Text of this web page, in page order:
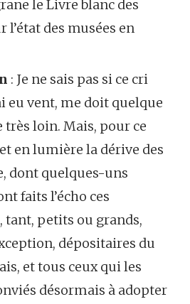
le Livre blanc des
l’état des musées en
: Je ne sais pas si ce cri
eu vent, me doit quelque
très loin. Mais, pour ce
en lumière la dérive des
dont quelques-uns
faits l’écho ces
tant, petits ou grands,
dépositaires du
et tous ceux qui les
désormais à adopter